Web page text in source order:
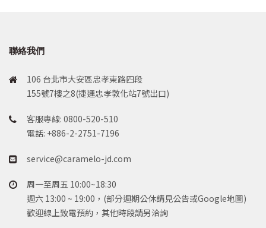
聯絡我們
106 台北市大安區忠孝東路四段
155號7樓之8(捷運忠孝敦化站7號出口)
客服專線: 0800-520-510
電話: +886-2-2751-7196
service@caramelo-jd.com
周一至周五 10:00~18:30
週六 13:00 ~ 19:00，(部分週期公休請見公告或Google地圖)
歡迎線上致電預約，其他時段請另洽詢